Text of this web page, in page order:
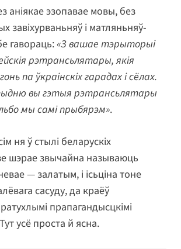
аніякае эзопавае мовы, без
завіхурваньняў і матляньняў-
гавораць:«З вашае тэрыторыі
рэтрансьлятары, якія
па ўкраінскіх гарадах і сёлах.
вы гэтыя рэтрансьлятары
мы самі прыбярэм».
ня ў стылі беларускіх
шэрае звычайна называюць
— залатым, і ісьціна тоне
сасуду, да краёў
прапагандысцкімі
усё проста й ясна.